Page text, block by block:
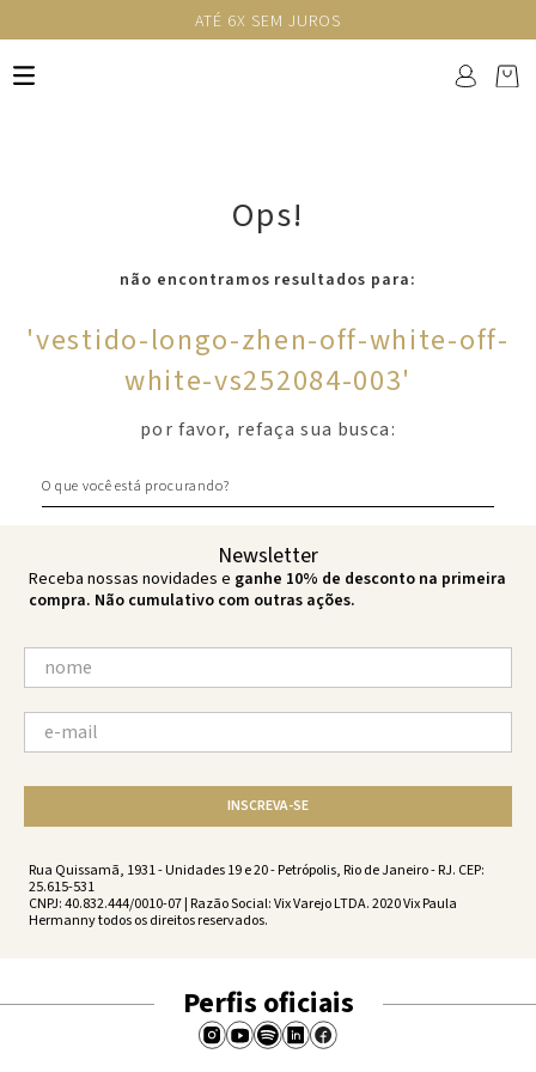
ATÉ 6X SEM JUROS
Ops!
não encontramos resultados para:
'vestido-longo-zhen-off-white-off-
white-vs252084-003'
por favor, refaça sua busca:
Newsletter
Receba nossas novidades e ganhe 10% de desconto na primeira
compra. Não cumulativo com outras ações.
INSCREVA-SE
Rua Quissamã, 1931 - Unidades 19 e 20 - Petrópolis, Rio de Janeiro - RJ. CEP:
25.615-531
CNPJ: 40.832.444/0010-07 | Razão Social: Vix Varejo LTDA. 2020 Vix Paula
Hermanny todos os direitos reservados.
Perfis oficiais